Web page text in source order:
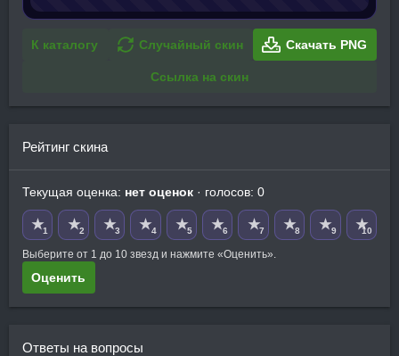
К каталогу Случайный скин Скачать PNG
Ссылка на скин
Рейтинг скина
Текущая оценка: нет оценок · голосов: 0
★1 ★2 ★3 ★4 ★5 ★6 ★7 ★8 ★9 ★10
Выберите от 1 до 10 звезд и нажмите «Оценить».
Оценить
Ответы на вопросы